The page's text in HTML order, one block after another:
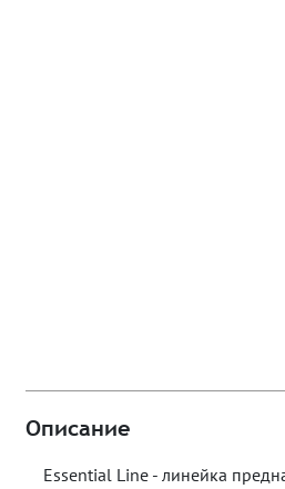
Описание
Essential Line - линейка